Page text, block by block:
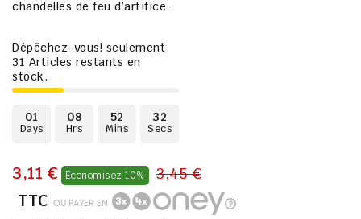
chandelles de feu d’artifice.
Dépêchez-vous! seulement
31 Articles restants en
stock.
01
Days
08
Hrs
52
Mins
31
Secs
3,11 € Économisez 10% 3,45 €
TTC OU PAYER EN